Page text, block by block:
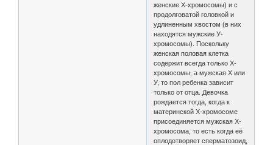
женские Х-хромосомы) и с
продолговатой головкой и
удлиненным хвостом (в них
находятся мужские У-
хромосомы). Поскольку
женская половая клетка
содержит всегда только Х-
хромосомы, а мужская Х или
У, то пол ребенка зависит
только от отца. Девочка
рождается тогда, когда к
материнской Х-хромосоме
присоединяется мужская Х-
хромосома, то есть когда её
оплодотворяет сперматозоид,